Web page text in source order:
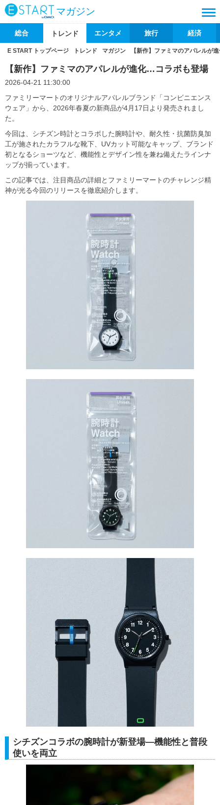
マガジン
総合 トレンド エンタメ 旅行 経済
E START トップページ トレンド マガジン 【新作】ファミマのアパレルが
【新作】ファミマのアパレルが進化…コラボも登場
2026-04-21 11:30:00
ファミリーマートのオリジナルアパレルブランド「コンビニエンス
ウェア」から、2026年春夏の新商品が4月17日より発売されまし
た。
今回は、シチズン時計とコラボした腕時計や、耐久性・抗菌防臭加
工が施されたカラフルな靴下、UVカット可能なキャップ、ブランド
初となるショーツなど、機能性とデザイン性を兼ね備えたラインナ
ップが揃っています。
この記事では、注目商品の詳細とファミリーマートのチャレンジ精
神が光る今回のリリースを徹底紹介します。
シチズンコラボの腕時計が新登場―機能性と普段
使いを両立